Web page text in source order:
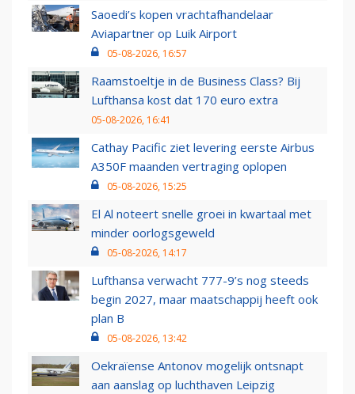
Saoedi’s kopen vrachtafhandelaar
Aviapartner op Luik Airport
05-08-2026, 16:57
Raamstoeltje in de Business Class? Bij
Lufthansa kost dat 170 euro extra
05-08-2026, 16:41
Cathay Pacific ziet levering eerste Airbus
A350F maanden vertraging oplopen
05-08-2026, 15:25
El Al noteert snelle groei in kwartaal met
minder oorlogsgeweld
05-08-2026, 14:17
Lufthansa verwacht 777-9’s nog steeds
begin 2027, maar maatschappij heeft ook
plan B
05-08-2026, 13:42
Oekraïense Antonov mogelijk ontsnapt
aan aanslag op luchthaven Leipzig